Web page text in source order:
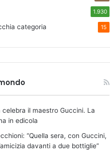
1.930
categoria 15
celebra il maestro Guccini. La
in edicola
“Quella sera, con Guccini,
davanti a due bottiglie”